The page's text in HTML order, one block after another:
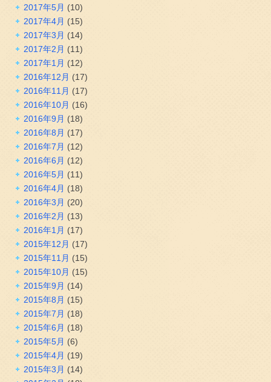
2017年5月 (10)
2017年4月 (15)
2017年3月 (14)
2017年2月 (11)
2017年1月 (12)
2016年12月 (17)
2016年11月 (17)
2016年10月 (16)
2016年9月 (18)
2016年8月 (17)
2016年7月 (12)
2016年6月 (12)
2016年5月 (11)
2016年4月 (18)
2016年3月 (20)
2016年2月 (13)
2016年1月 (17)
2015年12月 (17)
2015年11月 (15)
2015年10月 (15)
2015年9月 (14)
2015年8月 (15)
2015年7月 (18)
2015年6月 (18)
2015年5月 (6)
2015年4月 (19)
2015年3月 (14)